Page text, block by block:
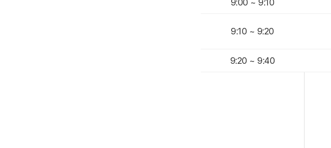
9:00 ~ 9:10
9:10 ~ 9:20
9:20 ~ 9:40